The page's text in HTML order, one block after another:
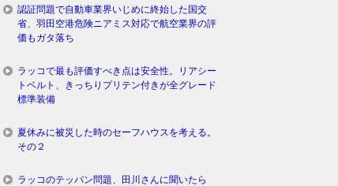
認証問題で自動車業界いじめに終始した国交
省、羽田空港危険ニアミス対応で航空業界の評
価もガタ落ち
ラッコで最も評価すべき点は安全性。リアシー
トベルト、きっちりプリテン付きが全グレード
標準装備
夏休みに被災した時のセーフハウスを考える。
その２
ラッコのテッパン問題、田川さんに聞いたら